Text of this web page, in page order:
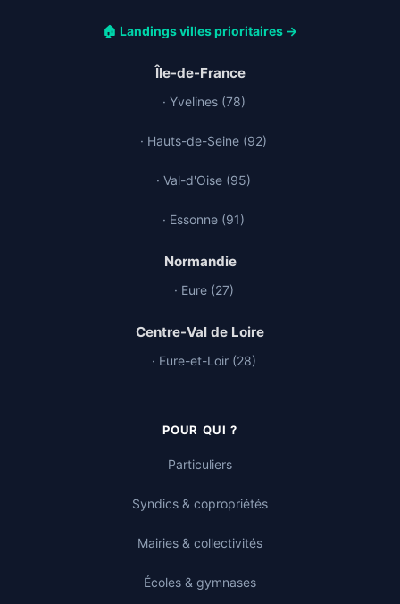
🏠 Landings villes prioritaires →
Île-de-France
· Yvelines (78)
· Hauts-de-Seine (92)
· Val-d'Oise (95)
· Essonne (91)
Normandie
· Eure (27)
Centre-Val de Loire
· Eure-et-Loir (28)
POUR QUI ?
Particuliers
Syndics & copropriétés
Mairies & collectivités
Écoles & gymnases